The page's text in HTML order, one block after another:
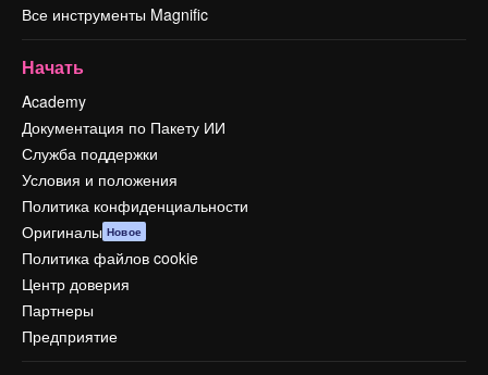
Все инструменты Magnific
Начать
Academy
Документация по Пакету ИИ
Служба поддержки
Условия и положения
Политика конфиденциальности
Оригиналы Новое
Политика файлов cookie
Центр доверия
Партнеры
Предприятие